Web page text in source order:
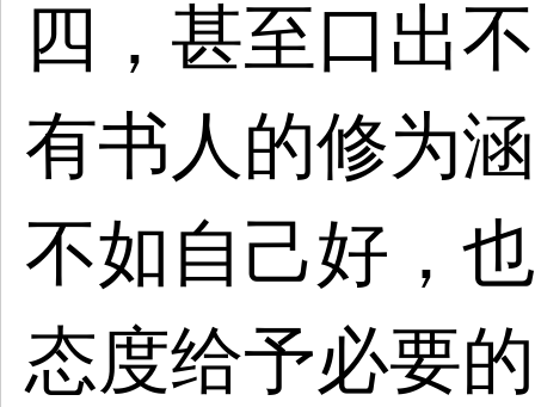
四，甚至口出
有书人的修为
不如自己好，
态度给予必要